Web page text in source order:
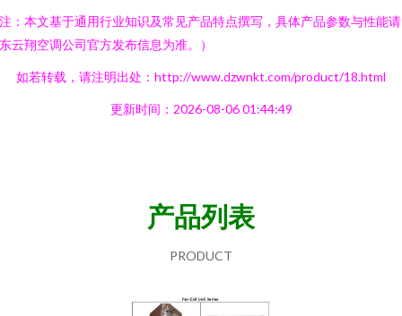
：本文基于通用行业知识及常见产品特点撰写，具体产品参数与性能
云翔空调公司官方发布信息为准。）
如若转载，请注明出处：http://www.dzwnkt.com/product/18.html
更新时间：2026-08-06 01:44:49
产品列表
PRODUCT